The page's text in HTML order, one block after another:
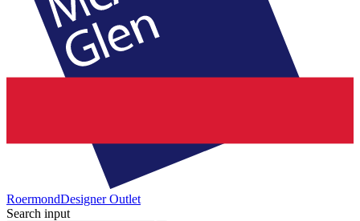
RoermondDesigner Outlet
Search input